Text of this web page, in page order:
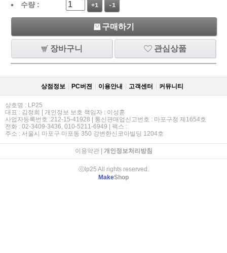
수량 :
+1 -1
구매하기
장바구니 관심상품
상점정보 PC버젼 이용안내 고객센터 커뮤니티
상호명 : LP25
대표 : 김정희 | 개인정보 보호 책임자 : 이성훈
사업자등록번호 :212-15-41928 | 통신판매업신고번호 : 마포구청 제1654호
전화 : 02-3409-3436, 010-5211-6949 | 팩스 :
주소 : 서울시 마포구 마포동 350 강변한신코아빌딩 1204호
이용약관| 개인정보처리방침
ⓒlp25 All rights reserved.
MakeShop